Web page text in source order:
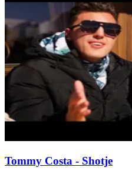
Tommy Costa - Shotje